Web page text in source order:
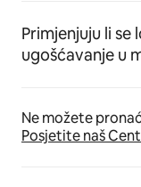
Primjenjuju li se
ugošćavanje u
Ne možete
Posjetite naš